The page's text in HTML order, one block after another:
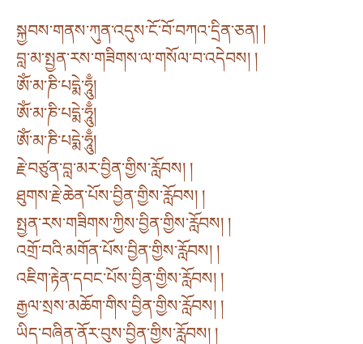
སྐྱབས་གནས་ཀུན་འདུས་ངོ་བོ་བཀའ་དྲིན་ཅན། །
བླ་མ་སྤྱན་རས་གཟིགས་ལ་གསོལ་བ་འདེབས། །
ཨོཾ་མ་ཎི་པདྨེ་ཧཱུྃ།
ཨོཾ་མ་ཎི་པདྨེ་ཧཱུྃ།
ཨོཾ་མ་ཎི་པདྨེ་ཧཱུྃ།
རྗེ་བཙུན་བླ་མར་བྱིན་གྱིས་རློབས། །
ཐུགས་རྗེ་ཆེན་པོས་བྱིན་གྱིས་རློབས། །
སྤྱན་རས་གཟིགས་ཀྱིས་བྱིན་གྱིས་རློབས། །
འགྲོ་བའི་མགོན་པོས་བྱིན་གྱིས་རློབས། །
འཇིག་རྟེན་དབང་པོས་བྱིན་གྱིས་རློབས། །
རྒྱལ་སྲས་མཆོག་གིས་བྱིན་གྱིས་རློབས། །
ཡིད་བཞིན་ནོར་བུས་བྱིན་གྱིས་རློབས། །